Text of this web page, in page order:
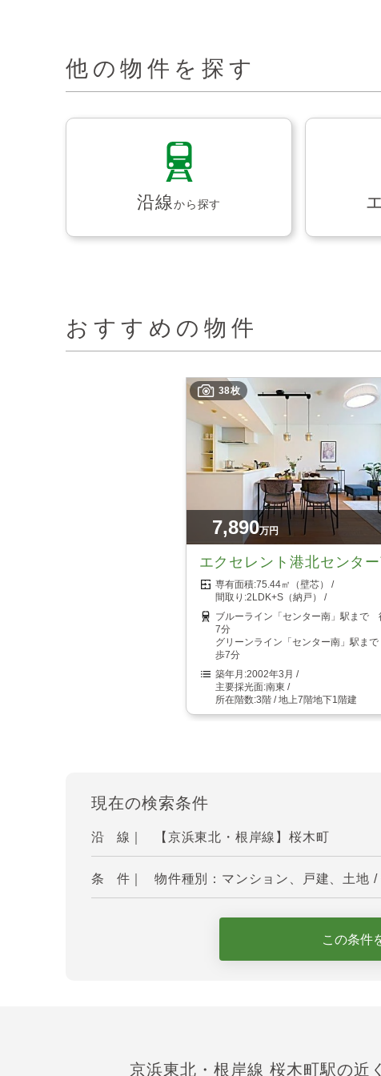
他の物件を探す
沿線から探す
おすすめの物件
38枚
7,890万円
エクセレント港北センタ
75.44㎡（壁芯）
2LDK+S（納戸）
ブルーライン「センター南」駅まで
7分
グリーンライン「センター南」駅ま
歩7分
2002年3月
南東
3階 / 地上7階地下1階建
現在の検索条件
沿 線｜ 【京浜東北・根岸線】桜木町
条 件｜ 物件種別：マンション、戸建、土地 /
この条件
京浜東北・根岸線 桜木町駅の近